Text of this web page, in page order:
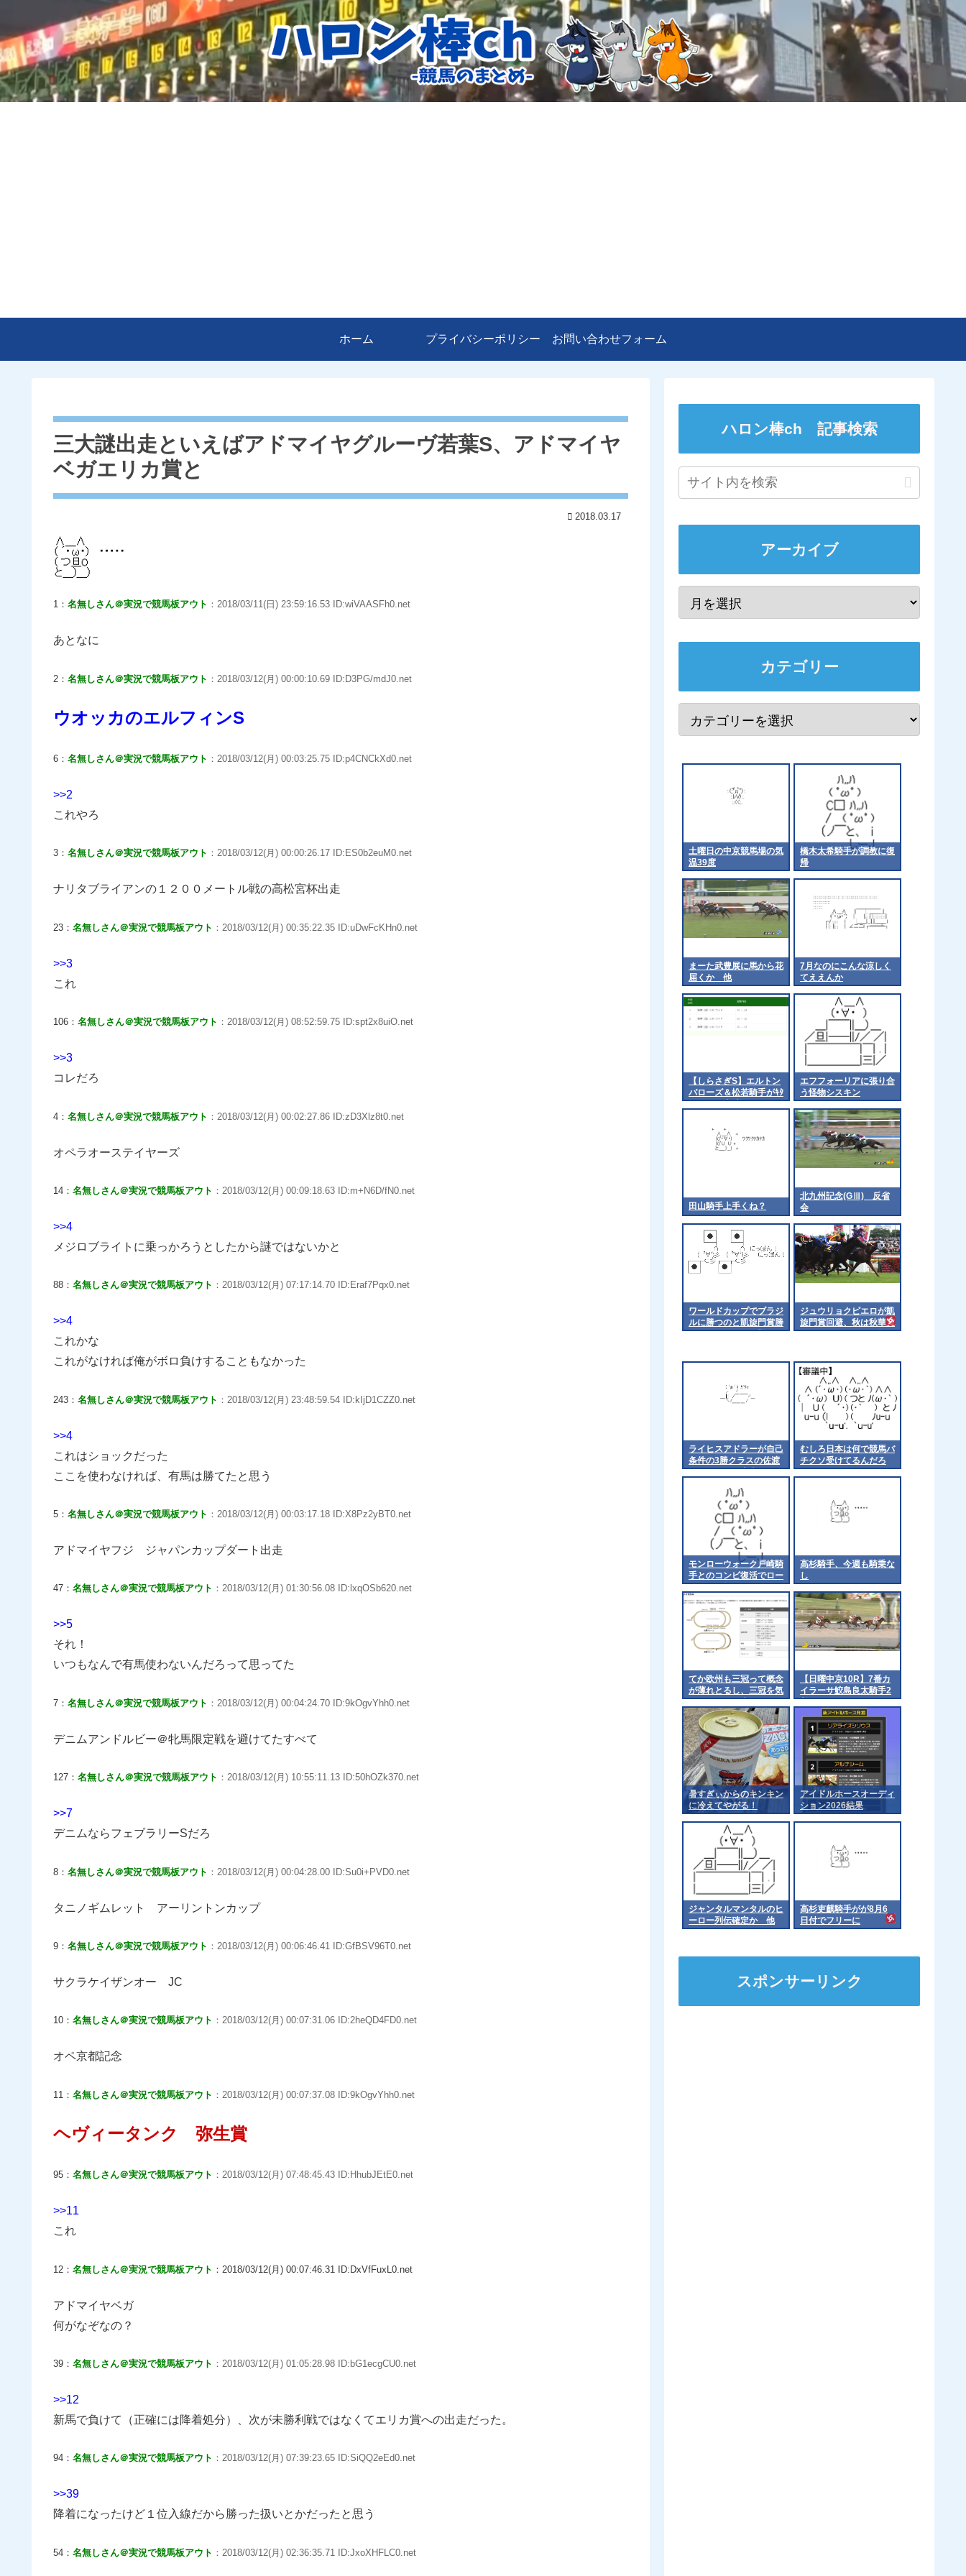
ホーム プライバシーポリシー お問い合わせフォーム
三大謎出走といえばアドマイヤグルーヴ若葉S、アドマイヤ
ベガエリカ賞と
2018.03.17
1： 名無しさん＠実況で競馬板アウト ：2018/03/11(日) 23:59:16.53 ID:wiVAASFh0.net
あとなに
2： 名無しさん＠実況で競馬板アウト ：2018/03/12(月) 00:00:10.69 ID:D3PG/mdJ0.net
ウオッカのエルフィンS
6： 名無しさん＠実況で競馬板アウト ：2018/03/12(月) 00:03:25.75 ID:p4CNCkXd0.net
>>2
これやろ
3： 名無しさん＠実況で競馬板アウト ：2018/03/12(月) 00:00:26.17 ID:ES0b2euM0.net
ナリタブライアンの１２００メートル戦の高松宮杯出走
23： 名無しさん＠実況で競馬板アウト ：2018/03/12(月) 00:35:22.35 ID:uDwFcKHn0.net
>>3
これ
106： 名無しさん＠実況で競馬板アウト ：2018/03/12(月) 08:52:59.75 ID:spt2x8uiO.net
>>3
コレだろ
4： 名無しさん＠実況で競馬板アウト ：2018/03/12(月) 00:02:27.86 ID:zD3Xlz8t0.net
オペラオーステイヤーズ
14： 名無しさん＠実況で競馬板アウト ：2018/03/12(月) 00:09:18.63 ID:m+N6D/fN0.net
>>4
メジロブライトに乗っかろうとしたから謎ではないかと
88： 名無しさん＠実況で競馬板アウト ：2018/03/12(月) 07:17:14.70 ID:Eraf7Pqx0.net
>>4
これかな
これがなければ俺がボロ負けすることもなかった
243： 名無しさん＠実況で競馬板アウト ：2018/03/12(月) 23:48:59.54 ID:kIjD1CZZ0.net
>>4
これはショックだった
ここを使わなければ、有馬は勝てたと思う
5： 名無しさん＠実況で競馬板アウト ：2018/03/12(月) 00:03:17.18 ID:X8Pz2yBT0.net
アドマイヤフジ ジャパンカップダート出走
47： 名無しさん＠実況で競馬板アウト ：2018/03/12(月) 01:30:56.08 ID:lxqOSb620.net
>>5
それ！
いつもなんで有馬使わないんだろって思ってた
7： 名無しさん＠実況で競馬板アウト ：2018/03/12(月) 00:04:24.70 ID:9kOgvYhh0.net
デニムアンドルビー＠牝馬限定戦を避けてたすべて
127： 名無しさん＠実況で競馬板アウト ：2018/03/12(月) 10:55:11.13 ID:50hOZk370.net
>>7
デニムならフェブラリーSだろ
8： 名無しさん＠実況で競馬板アウト ：2018/03/12(月) 00:04:28.00 ID:Su0i+PVD0.net
タニノギムレット アーリントンカップ
9： 名無しさん＠実況で競馬板アウト ：2018/03/12(月) 00:06:46.41 ID:GfBSV96T0.net
サクラケイザンオー JC
10： 名無しさん＠実況で競馬板アウト ：2018/03/12(月) 00:07:31.06 ID:2heQD4FD0.net
オペ京都記念
11： 名無しさん＠実況で競馬板アウト ：2018/03/12(月) 00:07:37.08 ID:9kOgvYhh0.net
ヘヴィータンク 弥生賞
95： 名無しさん＠実況で競馬板アウト ：2018/03/12(月) 07:48:45.43 ID:HhubJEtE0.net
>>11
これ
12： 名無しさん＠実況で競馬板アウト ：2018/03/12(月) 00:07:46.31 ID:DxVfFuxL0.net
アドマイヤベガ
何がなぞなの？
39： 名無しさん＠実況で競馬板アウト ：2018/03/12(月) 01:05:28.98 ID:bG1ecgCU0.net
>>12
新馬で負けて（正確には降着処分）、次が未勝利戦ではなくてエリカ賞への出走だった。
94： 名無しさん＠実況で競馬板アウト ：2018/03/12(月) 07:39:23.65 ID:SiQQ2eEd0.net
>>39
降着になったけど１位入線だから勝った扱いとかだったと思う
54： 名無しさん＠実況で競馬板アウト ：2018/03/12(月) 02:36:35.71 ID:JxoXHFLC0.net
ハロン棒ch 記事検索
アーカイブ
カテゴリー
土曜日の中京競馬場の気
温39度
橋木太希騎手が調教に復
帰
まーた武豊展に馬から花
届くか 他
7月なのにこんな涼しく
てええんか
【しらさぎS】エルトン
バローズ＆松若騎手がｷﾀ
━━━━(ﾟ∀ﾟ)━━━━!!
エフフォーリアに張り合
う怪物シスキン
田山騎手上手くね？
北九州記念(GⅢ) 反省
会
ワールドカップでブラジ
ルに勝つのと凱旋門賞勝
つのってどっちが難しい
ジュウリョクピエロが凱
旋門賞回避、秋は秋華賞
からエリザベス女王杯へ
ライヒスアドラーが自己
条件の3勝クラスの佐渡
ステークスに出走
むしろ日本は何で競馬バ
チクソ受けてるんだろ
モンローウォーク戸崎騎
手とのコンビ復活でロー
ズSへ 他
高杉騎手、今週も騎乗な
し
てか欧州も三冠って概念
が薄れとるし、三冠を気
にするのは日本くらいに
なるんやろか 他
【日曜中京10R】7番カ
イラーサ鮫島良太騎手2
着
暑すぎぃからのキンキン
に冷えてやがる！
アイドルホースオーディ
ション2026結果
ジャンタルマンタルのヒ
ーロー列伝確定か 他
高杉吏麒騎手がが8月6
日付でフリーに
スポンサーリンク